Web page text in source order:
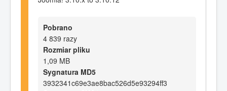
Pobrano
4 839 razy
Rozmiar pliku
1,09 MB
Sygnatura MD5
3932341c69e3ae8bac526d5e93294ff3